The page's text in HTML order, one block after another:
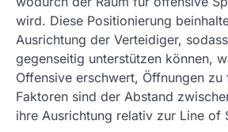
wird. Diese Positionierung
Ausrichtung der Verteidiger,
gegenseitig unterstützen können,
Offensive erschwert, Öffnungen
Faktoren sind der Abstand
ihre Ausrichtung relativ zur Line of